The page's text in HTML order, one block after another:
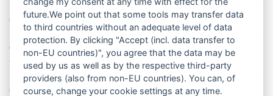
So stellt man einen Regenmesser korrekt auf
11 Dinge über den Luftdruck, die Sie garantiert noch nicht alle
wussten
Blitzstatistik Europa: Wo gewittert es am meisten?
future.We point out that some tools may transfer data
to third countries without an adequate level of data
protection. By clicking "Accept (incl. data transfer to
non-EU countries)", you agree that the data may be
used by us as well as by the respective third-party
providers (also from non-EU countries). You can, of
course, change your cookie settings at any time.